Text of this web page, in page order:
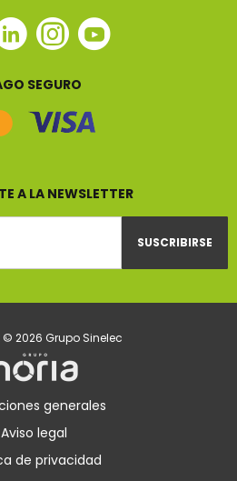
Linkedin
Instagram
Youtube
SEGURO
A LA NEWSLETTER
SUSCRIBIRSE
2026 Grupo Sinelec
generales
Aviso legal
de privacidad